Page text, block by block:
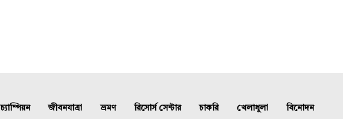
চ্যাম্পিয়ন জীবনযাত্রা ভ্রমণ রিসোর্স সেন্টার চাকরি খেলাধুলা বিনোদন